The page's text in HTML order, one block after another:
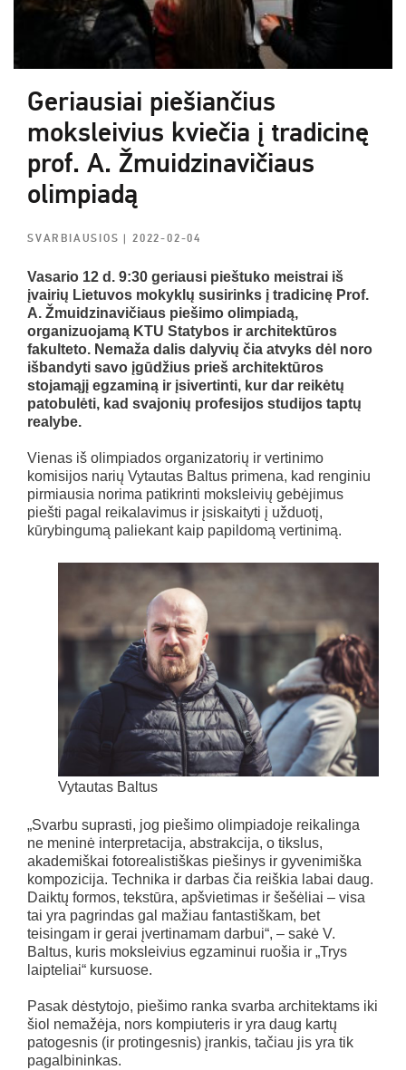
Geriausiai piešiančius
moksleivius kviečia į tradicinę
prof. A. Žmuidzinavičiaus
olimpiadą
SVARBIAUSIOS | 2022-02-04
Vasario 12 d. 9:30 geriausi pieštuko meistrai iš
įvairių Lietuvos mokyklų susirinks į tradicinę Prof.
A. Žmuidzinavičiaus piešimo olimpiadą,
organizuojamą KTU Statybos ir architektūros
fakulteto. Nemaža dalis dalyvių čia atvyks dėl noro
išbandyti savo įgūdžius prieš architektūros
stojamąjį egzaminą ir įsivertinti, kur dar reikėtų
patobulėti, kad svajonių profesijos studijos taptų
realybe.
Vienas iš olimpiados organizatorių ir vertinimo
komisijos narių Vytautas Baltus primena, kad renginiu
pirmiausia norima patikrinti moksleivių gebėjimus
piešti pagal reikalavimus ir įsiskaityti į užduotį,
kūrybingumą paliekant kaip papildomą vertinimą.
Vytautas Baltus
„Svarbu suprasti, jog piešimo olimpiadoje reikalinga
ne meninė interpretacija, abstrakcija, o tikslus,
akademiškai fotorealistiškas piešinys ir gyvenimiška
kompozicija. Technika ir darbas čia reiškia labai daug.
Daiktų formos, tekstūra, apšvietimas ir šešėliai – visa
tai yra pagrindas gal mažiau fantastiškam, bet
teisingam ir gerai įvertinamam darbui“, – sakė V.
Baltus, kuris moksleivius egzaminui ruošia ir „Trys
laipteliai“ kursuose.
Pasak dėstytojo, piešimo ranka svarba architektams iki
šiol nemažėja, nors kompiuteris ir yra daug kartų
patogesnis (ir protingesnis) įrankis, tačiau jis yra tik
pagalbininkas.